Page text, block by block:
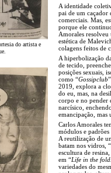
do artista e
A identidade
pai de um caçador
comerciais. Mas,
porque ele
Amorales resolveu
estética de
colagens feitos de
A hiperbolização
de tecido,
posições sexuais,
como “Gossipclub
2019, explora a
do eu, mas, na
corpo e no pender
narcísico,
emancipação, mas
Carlos Amorales
módulos e padrões
A reutilização de
batam nos vidros, “
escultura de
em “Life in the
variedades do